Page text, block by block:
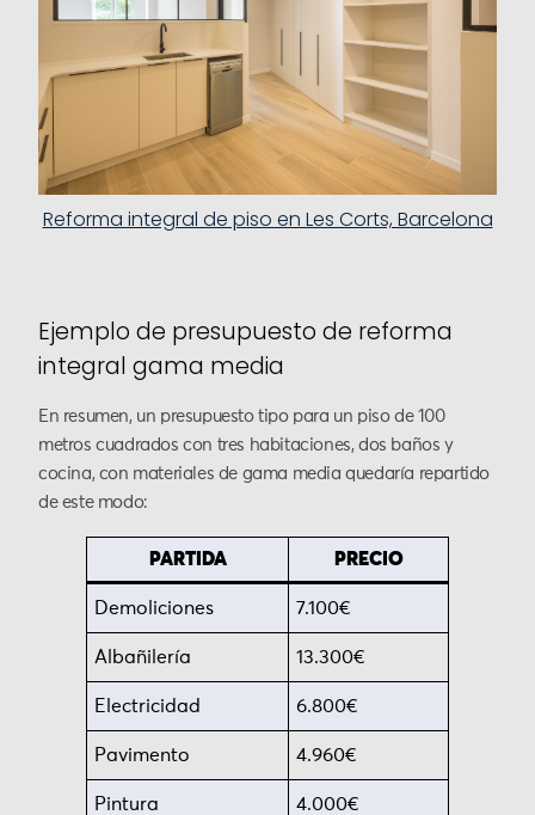
Reforma integral de piso en Les Corts, Barcelona
Ejemplo de presupuesto de reforma
integral gama media
En resumen, un presupuesto tipo para un piso de 100
metros cuadrados con tres habitaciones, dos baños y
cocina, con materiales de gama media quedaría repartido
de este modo:
PARTIDA PRECIO
Demoliciones 7.100€
Albañilería 13.300€
Electricidad 6.800€
Pavimento 4.960€
Pintura 4.000€